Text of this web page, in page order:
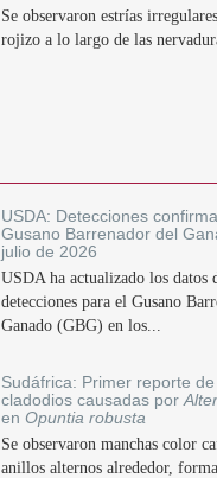
Se observaron estrías
rojizo a lo largo de las
USDA: Detecciones
Gusano Barrenador del
julio de 2026
USDA ha actualizado los datos
detecciones para el Gusano
Ganado (GBG) en los...
Sudáfrica: Primer reporte
cladodios causadas por
en Opuntia robusta
Se observaron manchas color
anillos alternos alrededor,